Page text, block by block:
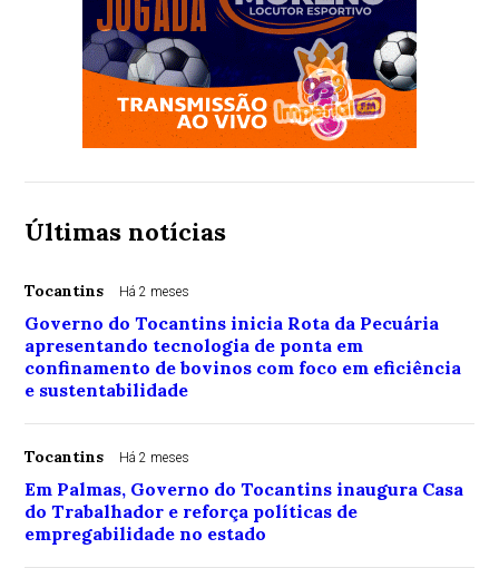
Últimas notícias
Tocantins Há 2 meses
Governo do Tocantins inicia Rota da Pecuária
apresentando tecnologia de ponta em
confinamento de bovinos com foco em eficiência
e sustentabilidade
Tocantins Há 2 meses
Em Palmas, Governo do Tocantins inaugura Casa
do Trabalhador e reforça políticas de
empregabilidade no estado